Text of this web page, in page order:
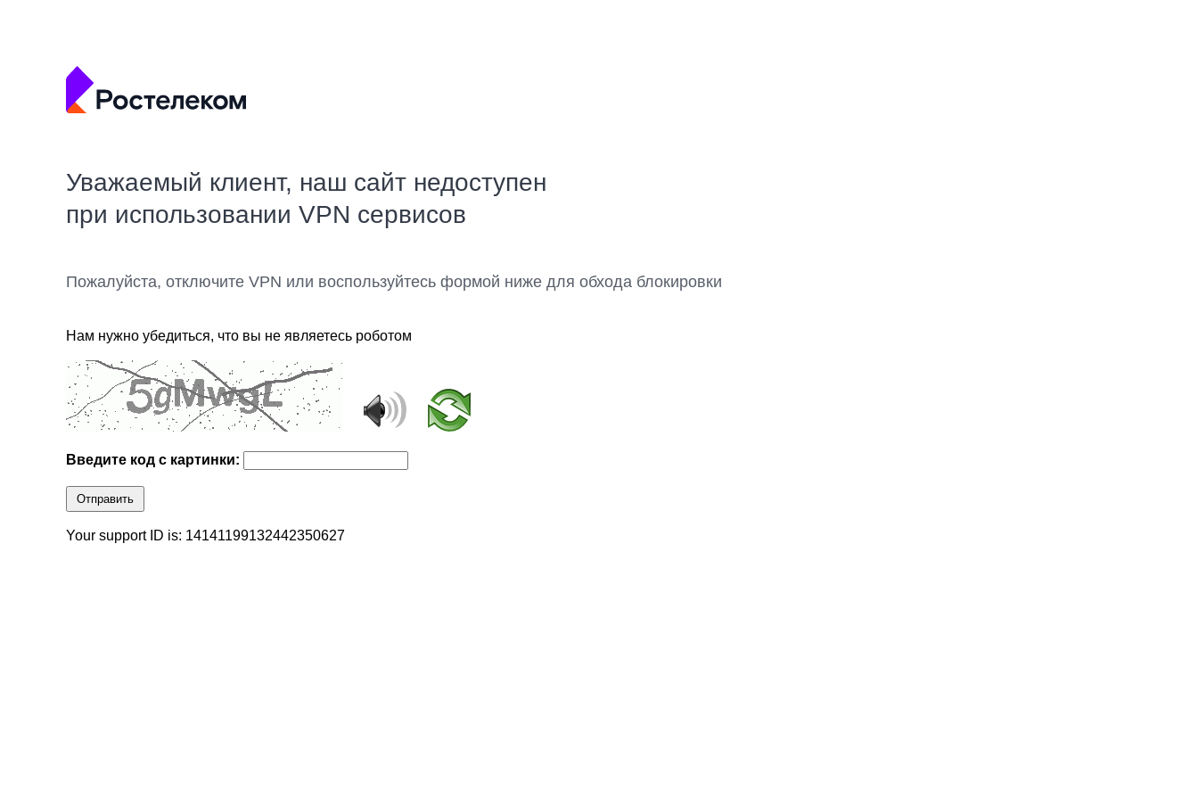
Уважаемый клиент, наш сайт недоступен
при использовании VPN сервисов
Пожалуйста, отключите VPN или воспользуйтесь формой ниже для обхода блокировки
Нам нужно убедиться, что вы не являетесь роботом
Введите код с картинки:
Отправить
Your support ID is: 14141199132442350627